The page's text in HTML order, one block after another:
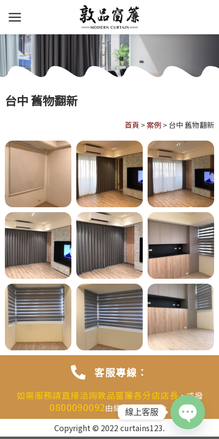
台中 舊物翻新
首頁 >案例 > 台中 舊物翻新
客服專線：
如需服務請直接洽詢敦品窗簾各分店店長，或撥
0800090092由總機為您分配。
Copyright © 2022 curtains123.
線上客服